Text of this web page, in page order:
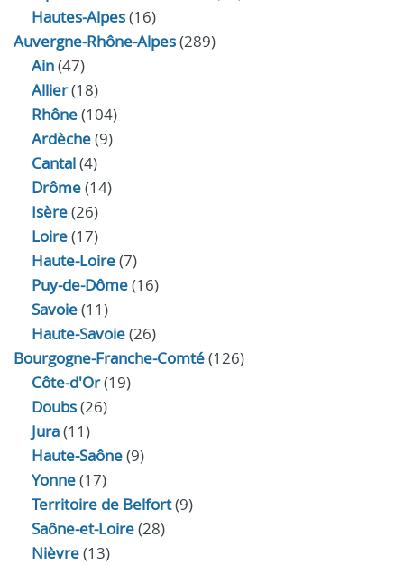
Hautes-Alpes(16)
Auvergne-Rhône-Alpes(289)
Ain(47)
Allier(18)
Rhône(104)
Ardèche(9)
Cantal(4)
Drôme(14)
Isère(26)
Loire(17)
Haute-Loire(7)
Puy-de-Dôme(16)
Savoie(11)
Haute-Savoie(26)
Bourgogne-Franche-Comté(126)
Côte-d'Or(19)
Doubs(26)
Jura(11)
Haute‑Saône(9)
Yonne(17)
Territoire de Belfort(9)
Saône-et-Loire(28)
Nièvre(13)